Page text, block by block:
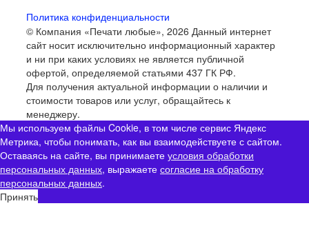
Политика конфиденциальности
© Компания «Печати любые», 2026 Данный интернет
сайт носит исключительно информационный характер
и ни при каких условиях не является публичной
офертой, определяемой статьями 437 ГК РФ.
Для получения актуальной информации о наличии и
стоимости товаров или услуг, обращайтесь к
менеджеру.
Мы используем файлы Cookie, в том числе сервис Яндекс
Метрика, чтобы понимать, как вы взаимодействуете с сайтом.
Оставаясь на сайте, вы принимаете условия обработки
персональных данных, выражаете согласие на обработку
персональных данных.
Принять